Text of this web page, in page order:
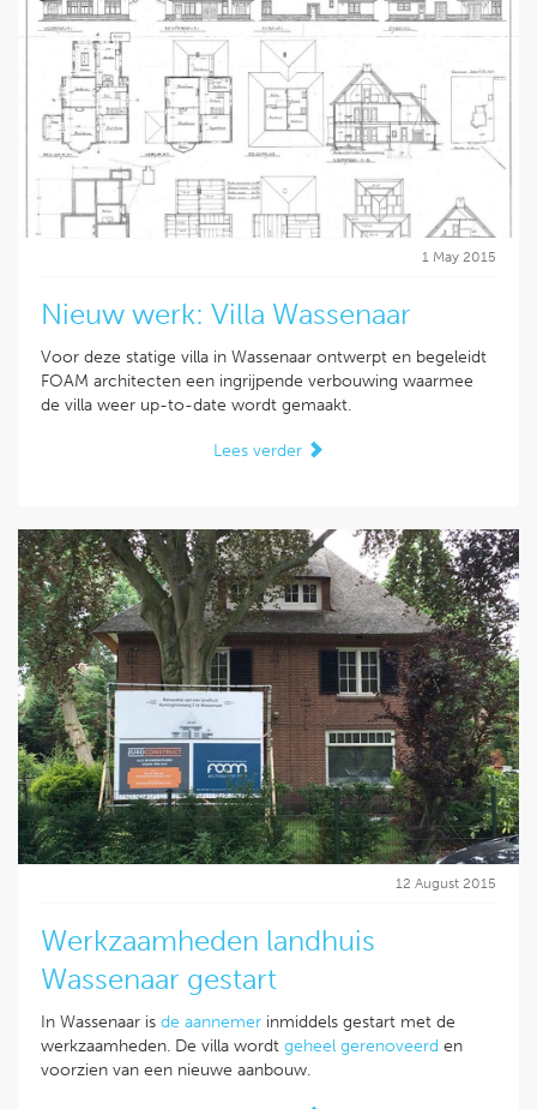
1 May 2015
Nieuw werk: Villa Wassenaar
Voor deze statige villa in Wassenaar ontwerpt en begeleidt
FOAM architecten een ingrijpende verbouwing waarmee
de villa weer up-to-date wordt gemaakt.
Lees verder
12 August 2015
Werkzaamheden landhuis
Wassenaar gestart
In Wassenaar is de aannemer inmiddels gestart met de
werkzaamheden. De villa wordt geheel gerenoveerd en
voorzien van een nieuwe aanbouw.